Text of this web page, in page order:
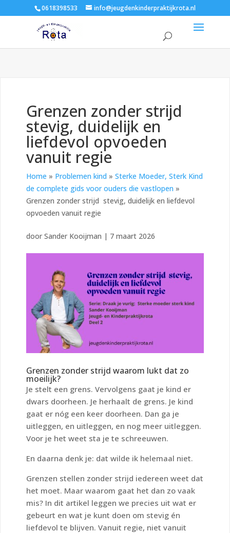
0618398533 info@jeugdenkinderpraktijkrota.nl
Grenzen zonder strijd
stevig, duidelijk en
liefdevol opvoeden
vanuit regie
Home » Problemen kind » Sterke Moeder, Sterk Kind
de complete gids voor ouders die vastlopen »
Grenzen zonder strijd stevig, duidelijk en liefdevol
opvoeden vanuit regie
door Sander Kooijman | 7 maart 2026
Grenzen zonder strijd waarom lukt dat zo
moeilijk?
Je stelt een grens. Vervolgens gaat je kind er
dwars doorheen. Je herhaalt de grens. Je kind
gaat er nóg een keer doorheen. Dan ga je
uitleggen, en uitleggen, en nog meer uitleggen.
Voor je het weet sta je te schreeuwen.
En daarna denk je: dat wilde ik helemaal niet.
Grenzen stellen zonder strijd iedereen weet dat
het moet. Maar waarom gaat het dan zo vaak
mis? In dit artikel leggen we precies uit wat er
gebeurt en wat je kunt doen om stevig én
liefdevol te blijven. Vanuit regie, niet vanuit